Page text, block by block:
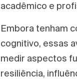
acadêmico e
Embora tenham
cognitivo, essas
medir aspectos
resiliência,